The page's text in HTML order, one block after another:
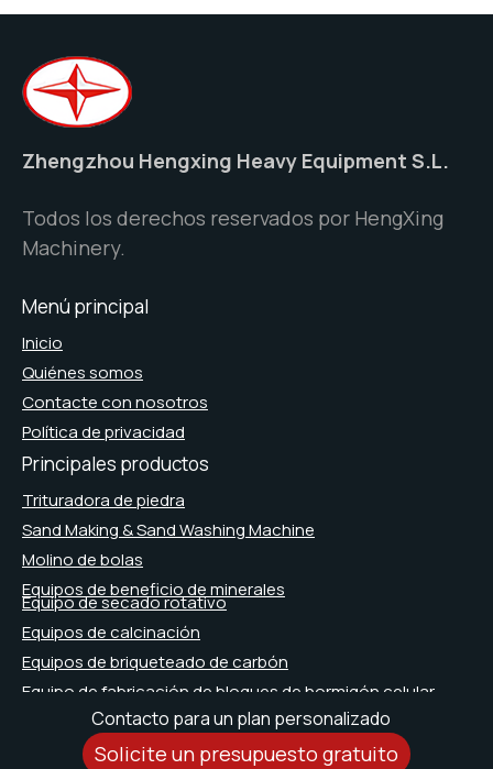
Contacto para un plan personalizado
Solicite un presupuesto gratuito
Zhengzhou Hengxing Heavy Equipment S.L.
Todos los derechos reservados por HengXing
Machinery.
Menú principal
Inicio
Quiénes somos
Contacte con nosotros
Política de privacidad
Principales productos
Trituradora de piedra
Sand Making & Sand Washing Machine
Molino de bolas
Equipos de beneficio de minerales
Equipo de secado rotativo
Equipos de calcinación
Equipos de briqueteado de carbón
Equipo de fabricación de bloques de hormigón celular